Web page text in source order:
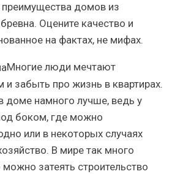
преимущества домов из
Оцените качество и
на фактах, не мифах.
Многие люди мечтают
и забыть про жизнь в квартирах.
доме намного лучше, ведь у
боком, где можно
или в некоторых случаях
В мире так много
затеять строительство